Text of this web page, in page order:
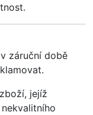
záruční době
jejíž